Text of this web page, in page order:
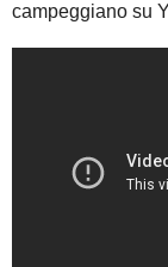
campeggiano su